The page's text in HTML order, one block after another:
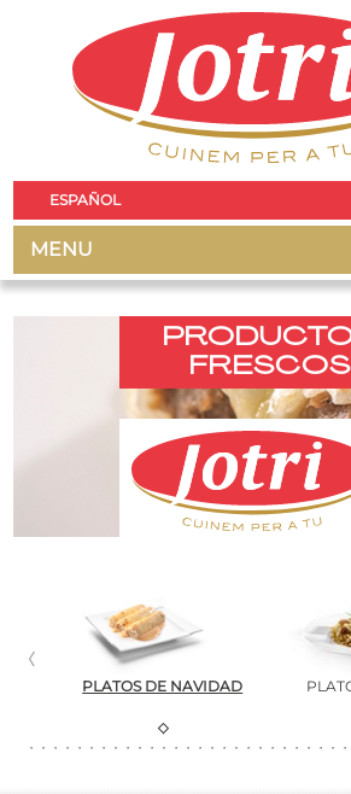
ESPAÑOL
MENU
FRESCOS
PLATOS DE NAVIDAD